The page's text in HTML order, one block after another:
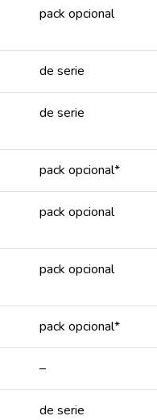
pack opcional
de serie
de serie
pack opcional*
pack opcional
pack opcional
pack opcional*
–
de serie